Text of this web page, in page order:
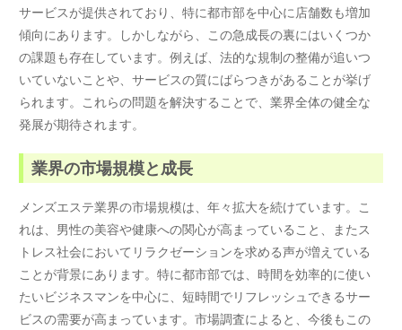
サービスが提供されており、特に都市部を中心に店舗数も増加
傾向にあります。しかしながら、この急成長の裏にはいくつか
の課題も存在しています。例えば、法的な規制の整備が追いつ
いていないことや、サービスの質にばらつきがあることが挙げ
られます。これらの問題を解決することで、業界全体の健全な
発展が期待されます。
業界の市場規模と成長
メンズエステ業界の市場規模は、年々拡大を続けています。こ
れは、男性の美容や健康への関心が高まっていること、またス
トレス社会においてリラクゼーションを求める声が増えている
ことが背景にあります。特に都市部では、時間を効率的に使い
たいビジネスマンを中心に、短時間でリフレッシュできるサー
ビスの需要が高まっています。市場調査によると、今後もこの